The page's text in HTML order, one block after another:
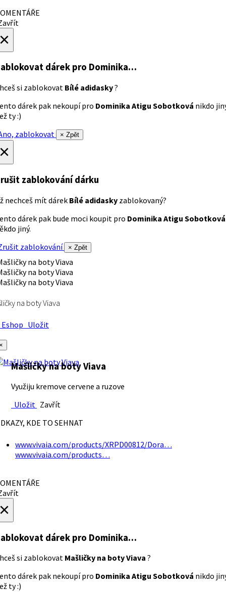
dárek pro Dominika…
si zablokovat Bílé adidasky?
dárek pak nekoupí pro Dominika Atigu Sobotková nikdo
ty :)
zablokovat
× Zpět
zablokování dárku
nechceš mít dárek Bílé adidasky zablokovaný?
dárek pak bude moci koupit pro Dominika Atigu Sobotková
jiný.
zablokování
× Zpět
na boty Viava
Uložit
Mašličky na boty Viava
Využiju kremove cervene a ruzove
Uložit Zavřít
KDE TO SEHNAT
www.vivaia.com/products/XRPD00812/Dora…
www.vivaia.com/products…
dárek pro Dominika…
si zablokovat Mašličky na boty Viava ?
dárek pak nekoupí pro Dominika Atigu Sobotková nikdo
ty :)